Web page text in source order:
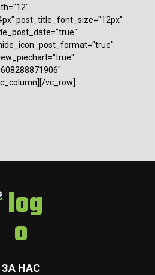
post_title_font_size="12px"
vc_row]
ЗА НАС